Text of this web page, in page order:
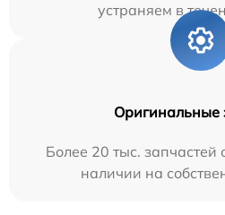
устраняем в
Оригинальные
Более 20 тыс. запчастей
наличии на